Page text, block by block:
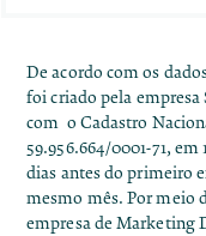
De acordo com os
foi criado pela
com o Cadastro
59.956.664/0001-71,
dias antes do primeiro
mesmo mês. Por meio
empresa de Marketing